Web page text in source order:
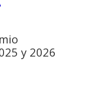
y 2026